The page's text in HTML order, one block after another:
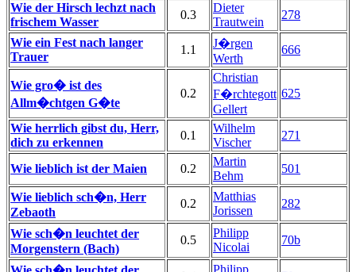
Wie der Hirsch lechzt nach
frischem Wasser
0.3
Dieter
Trautwein
278
Wie ein Fest nach langer
Trauer
1.1
J�rgen
Werth
666
Wie gro� ist des
Allm�chtgen G�te
0.2
Christian
F�rchtegott
Gellert
625
Wie herrlich gibst du, Herr,
dich zu erkennen
0.1
Wilhelm
Vischer
271
Wie lieblich ist der Maien 0.2
Martin
Behm
501
Wie lieblich sch�n, Herr
Zebaoth
0.2
Matthias
Jorissen
282
Wie sch�n leuchtet der
Morgenstern (Bach)
0.5
Philipp
Nicolai
70b